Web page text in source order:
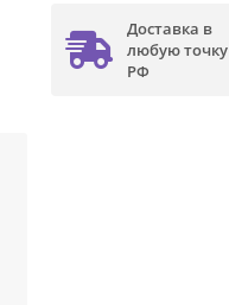
Доставка в
любую точку
РФ